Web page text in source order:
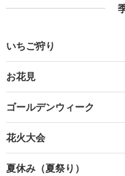
いちご狩り
お花見
ゴールデンウィーク
花火大会
夏休み（夏祭り）